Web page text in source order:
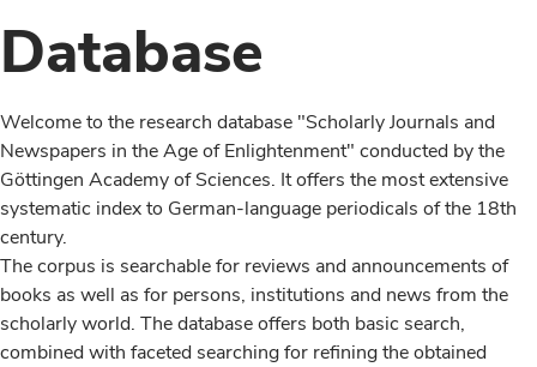
Database
Welcome to the research database "Scholarly Journals and
Newspapers in the Age of Enlightenment" conducted by the
Göttingen Academy of Sciences. It offers the most extensive
systematic index to German-language periodicals of the 18th
century.
The corpus is searchable for reviews and announcements of
books as well as for persons, institutions and news from the
scholarly world. The database offers both basic search,
combined with faceted searching for refining the obtained